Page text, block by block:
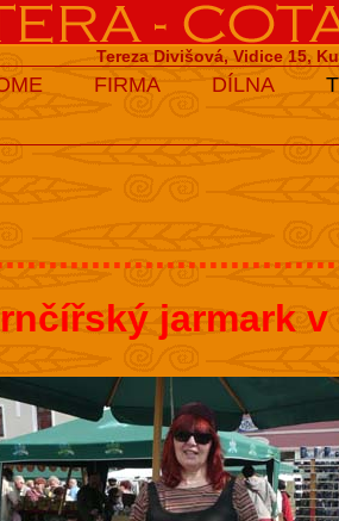
Tereza Divišová, Vidice 15,
FIRMA DÍLNA
jarmark